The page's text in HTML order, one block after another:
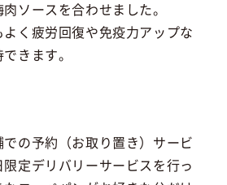
ソースを合わせました。
く疲労回復や免疫力アップな
きます。
の予約（お取り置き）サービ
定デリバリーサービスを行っ